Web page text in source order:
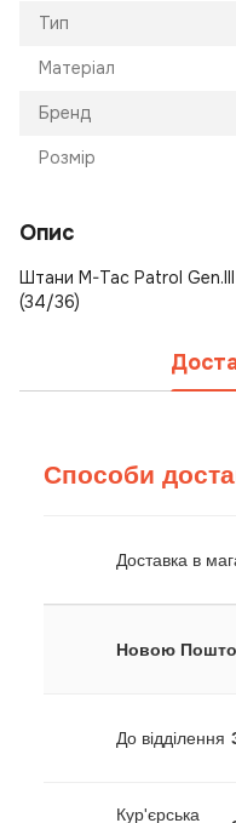
Тип
Матеріал
Бренд
Розмір
Опис
Штани M-Tac Patrol
(34/36)
Способи
Доставка в
Новою
До відділення
Кур'єрська